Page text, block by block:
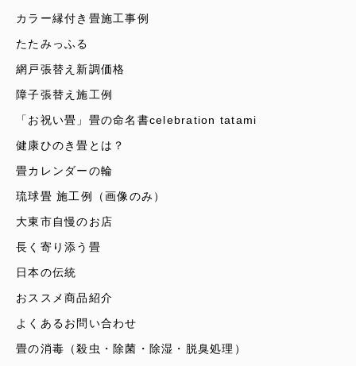
カラー縁付き畳施工事例
たたみっふる
網戸張替え新調価格
障子張替え施工例
「お祝い畳」畳の命名書celebration tatami
健康ひのき畳とは？
畳カレンダーの輪
琉球畳 施工例（画像のみ）
大東市自慢のお店
長く寄り添う畳
日本の伝統
おススメ商品紹介
よくあるお問い合わせ
畳の消毒（殺虫・除菌・除湿・脱臭処理）